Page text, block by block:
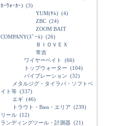
ｶｰｳｫｰｶｰ) (3)
YUM(ﾔﾑ) (4)
ZBC (24)
ZOOM BAIT
COMPANY(ｽﾞｰﾑ) (26)
ＢＩＯＶＥＸ
常吉
ワイヤーベイト
(66)
トップウォーター (104)
バイブレーション (32)
メタルジグ・タイラバ・ソフトベ
イト等 (337)
エギ (46)
トラウト・Bass・エリア (239)
リール (12)
ランディングツール・計測器 (21)